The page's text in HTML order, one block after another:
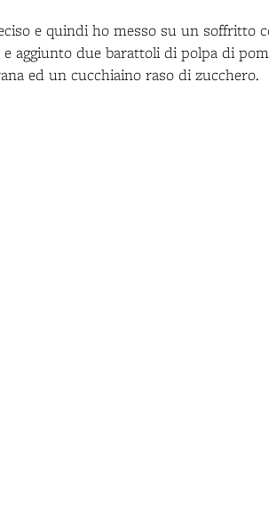
e quindi ho messo su un soffritto
aggiunto due barattoli di polpa di
ed un cucchiaino raso di zucchero.